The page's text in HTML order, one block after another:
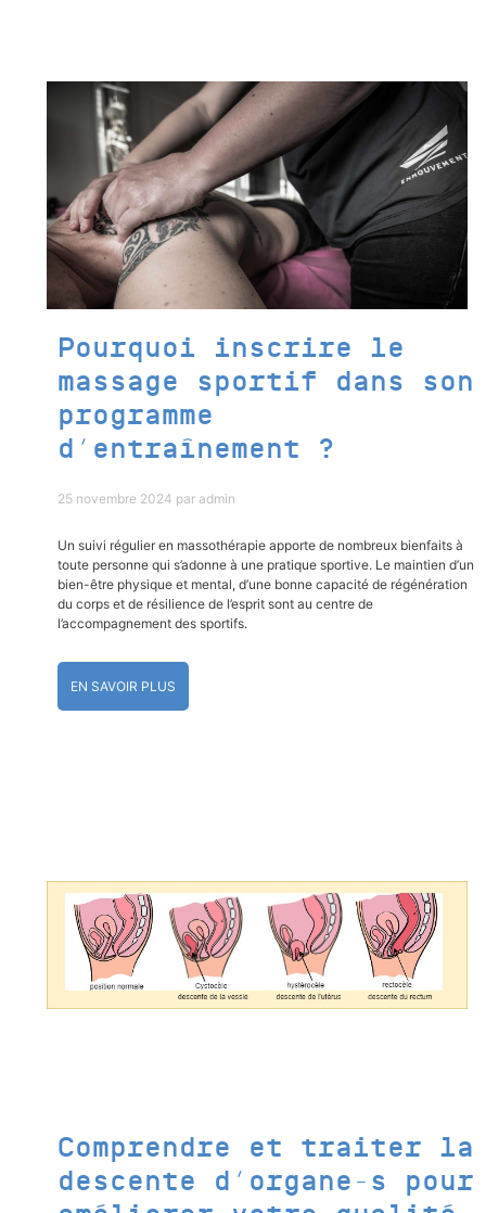
Pourquoi inscrire le
massage sportif dans son
programme
d’entraînement ?
25 novembre 2024 par admin
Un suivi régulier en massothérapie apporte de nombreux bienfaits à
toute personne qui s’adonne à une pratique sportive. Le maintien d’un
bien-être physique et mental, d’une bonne capacité de régénération
du corps et de résilience de l’esprit sont au centre de
l’accompagnement des sportifs.
EN SAVOIR PLUS
Comprendre et traiter la
descente d’organe-s pour